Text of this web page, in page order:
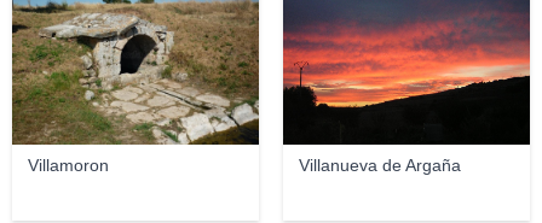
Villamoron Villanueva de Argaña